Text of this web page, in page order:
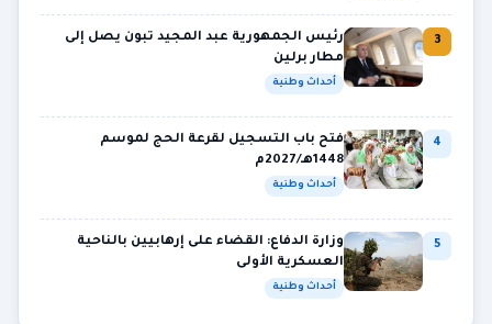
3
رئيس الجمهورية عبد المجيد تبون يصل إلى
مطار برلين
أحداث وطنية
4
فتح باب التسجيل لقرعة الحج لموسم
1448هـ/2027م
أحداث وطنية
5
وزارة الدفاع: القضاء على إرهابيين بالناحية
العسكرية الأولى
أحداث وطنية